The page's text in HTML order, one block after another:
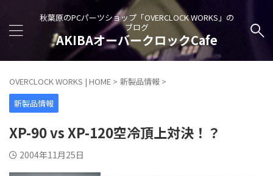
秋葉原のPCパーツショップ「OVERCLOCK WORKS」の
ブログ
AKIBAオーバークロックCafe
OVERCLOCK WORKS | HOME > 新製品情報 >
新製品情報
XP-90 vs XP-120空冷頂上対決！？
2004年11月25日